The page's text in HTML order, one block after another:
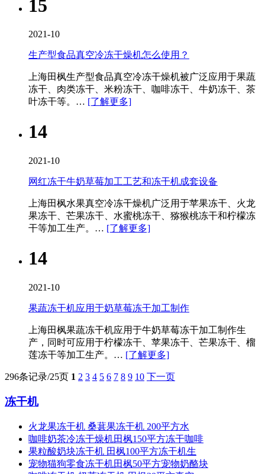
15
2021-10
生产型食品真空冷冻干燥机怎么使用？
上海田枫生产型食品真空冷冻干燥机被广泛应用于果蔬
冻干、肉类冻干、米粉冻干、咖啡冻干、牛奶冻干、茶
叶冻干等。… [了解更多]
14
2021-10
网红冻干牛奶草莓加工工艺和冻干机成套设备
上海田枫水果真空冷冻干燥机广泛用于苹果冻干、火龙
果冻干、芒果冻干、水蜜桃冻干、猕猴桃冻干和柠檬冻
干等加工生产。… [了解更多]
14
2021-10
果蔬冻干机应用于奶草莓冻干加工制作
上海田枫果蔬冻干机应用于牛奶草莓冻干加工制作生
产，同时可应用于柠檬冻干、苹果冻干、芒果冻干、榴
莲冻干等加工生产。… [了解更多]
296条记录/25页 1 2 3 4 5 6 7 8 9 10 下一页
冻干机
火龙果冻干机 桑葚果冻干机 200平方水
咖啡奶茶冷冻干燥机田枫150平方冻干咖啡
果粒酸奶块冻干机 田枫100平方冻干机生
宠物猫狗零食冻干机田枫50平方宠物奶酪块